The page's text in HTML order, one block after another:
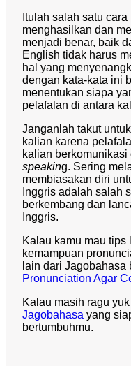
Itulah salah satu
menghasilkan dan
menjadi benar, baik
English tidak harus
hal yang
dengan kata-kata ini
menentukan siapa
pelafalan di antara
Janganlah takut
kalian karena
kalian
speaking. Sering
membiasakan diri
Inggris adalah salah
berkembang dan
Inggris.
Kalau kamu mau tips
kemampuan
lain dari Jagobahasa
Pronunciation Agar
Kalau masih ragu
Jagobahasa yang
bertumbuhmu.